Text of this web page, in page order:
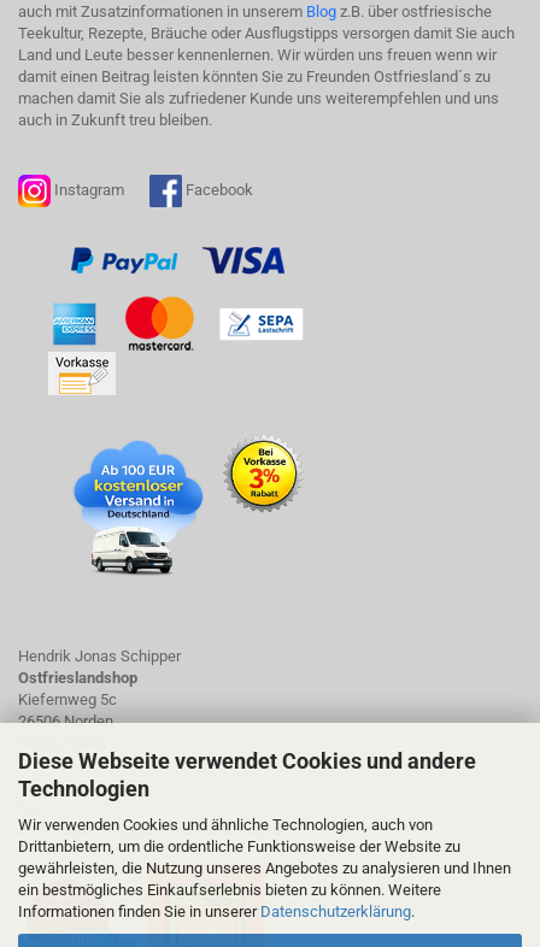
Diese Webseite verwendet Cookies und andere
Technologien
Wir verwenden Cookies und ähnliche Technologien, auch von
Drittanbietern, um die ordentliche Funktionsweise der Website zu
gewährleisten, die Nutzung unseres Angebotes zu analysieren und Ihnen
ein bestmögliches Einkaufserlebnis bieten zu können. Weitere
Informationen finden Sie in unserer Datenschutzerklärung.
auch mit Zusatzinformationen in unserem Blog z.B. über ostfriesische
Teekultur, Rezepte, Bräuche oder Ausflugstipps versorgen damit Sie auch
Land und Leute besser kennenlernen. Wir würden uns freuen wenn wir
damit einen Beitrag leisten könnten Sie zu Freunden Ostfriesland´s zu
machen damit Sie als zufriedener Kunde uns weiterempfehlen und uns
auch in Zukunft treu bleiben.
Instagram Facebook
Hendrik Jonas Schipper
Ostfrieslandshop
Kiefernweg 5c
26506 Norden
Tel.: 01723423661
ostfrieslandshop@ostfrieslandshop.de